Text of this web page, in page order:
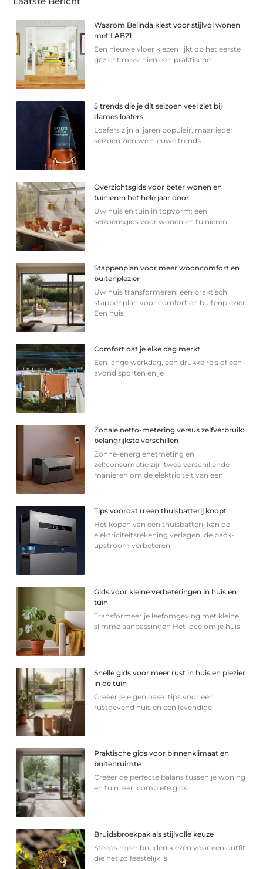
Waarom Belinda kiest voor stijlvol wonen
met LAB21
Een nieuwe vloer kiezen lijkt op het eerste
gezicht misschien een praktische
5 trends die je dit seizoen veel ziet bij
dames loafers
Loafers zijn al jaren populair, maar ieder
seizoen zien we nieuwe trends
Overzichtsgids voor beter wonen en
tuinieren het hele jaar door
Uw huis en tuin in topvorm: een
seizoensgids voor wonen en tuinieren
Stappenplan voor meer wooncomfort en
buitenplezier
Uw huis transformeren: een praktisch
stappenplan voor comfort en buitenplezier
Een huis
Comfort dat je elke dag merkt
Een lange werkdag, een drukke reis of een
avond sporten en je
Zonale netto-metering versus zelfverbruik:
belangrijkste verschillen
Zonne-energienetmeting en
zelfconsumptie zijn twee verschillende
manieren om de elektriciteit van een
Tips voordat u een thuisbatterij koopt
Het kopen van een thuisbatterij kan de
elektriciteitsrekening verlagen, de back-
upstroom verbeteren
Gids voor kleine verbeteringen in huis en
tuin
Transformeer je leefomgeving met kleine,
slimme aanpassingen Het idee om je huis
Snelle gids voor meer rust in huis en plezier
in de tuin
Creëer je eigen oase: tips voor een
rustgevend huis en een levendige
Praktische gids voor binnenklimaat en
buitenruimte
Creëer de perfecte balans tussen je woning
en tuin: een complete gids
Bruidsbroekpak als stijlvolle keuze
Steeds meer bruiden kiezen voor een outfit
die net zo feestelijk is